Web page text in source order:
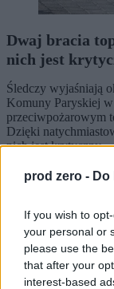
prod zero -
If you wish to
your personal or
please use the
that after your
interest-based
Dwaj bracia
nich jest
Śledczy wyjaśniają
Komuny Paryskiej
przeciwpożarowym
Dzięki
nich jest krytyczny.
Agnieszka Waś-
Dzisiaj 13:49
3 min
Kraj